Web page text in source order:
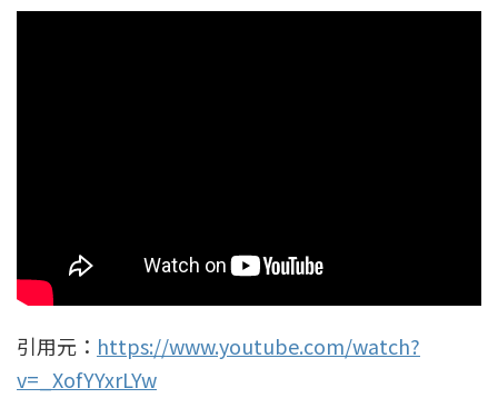
引用元： https://www.youtube.com/watch?
v=_XofYYxrLYw